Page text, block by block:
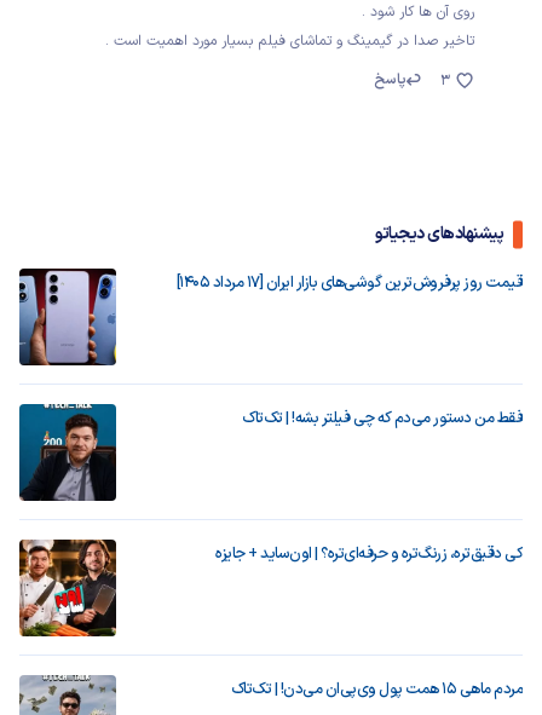
روی آن ها کار شود .
تاخیر صدا در گیمینگ و تماشای فیلم بسیار مورد اهمیت است .
پاسخ
3
پیشنهادهای دیجیاتو
قیمت روز پرفروش‌ترین گوشی‌های بازار ایران [17 مرداد 1405]
فقط من دستور می‌دم که چی فیلتر بشه! | تک‌تاک
کی دقیق‌تره، زرنگ‌تره و حرفه‌ای‌تره؟ | اون‌ساید + جایزه
مردم ماهی ۱۵ همت پول وی‌پی‌ان می‌دن! | تک‌تاک